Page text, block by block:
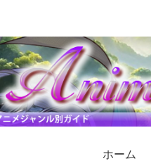
ホーム